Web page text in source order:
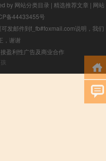
by 网站分类目录 | 精选推荐文章 | 网站
备44433455号
发邮件到f_fb#foxmail.com说明，我们
，谢谢
盈利性广告及商业合作